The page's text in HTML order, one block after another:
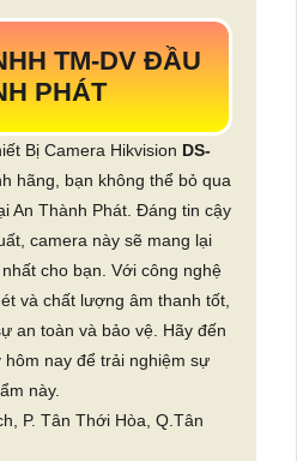
TM-DV ĐẦU
PHÁT
Bị Camera Hikvision DS-
hãng, bạn không thể bỏ qua
An Thành Phát. Đáng tin cậy
camera này sẽ mang lại
cho bạn. Với công nghệ
và chất lượng âm thanh tốt,
an toàn và bảo vệ. Hãy đến
nay để trải nghiệm sự
này.
P. Tân Thới Hòa, Q.Tân